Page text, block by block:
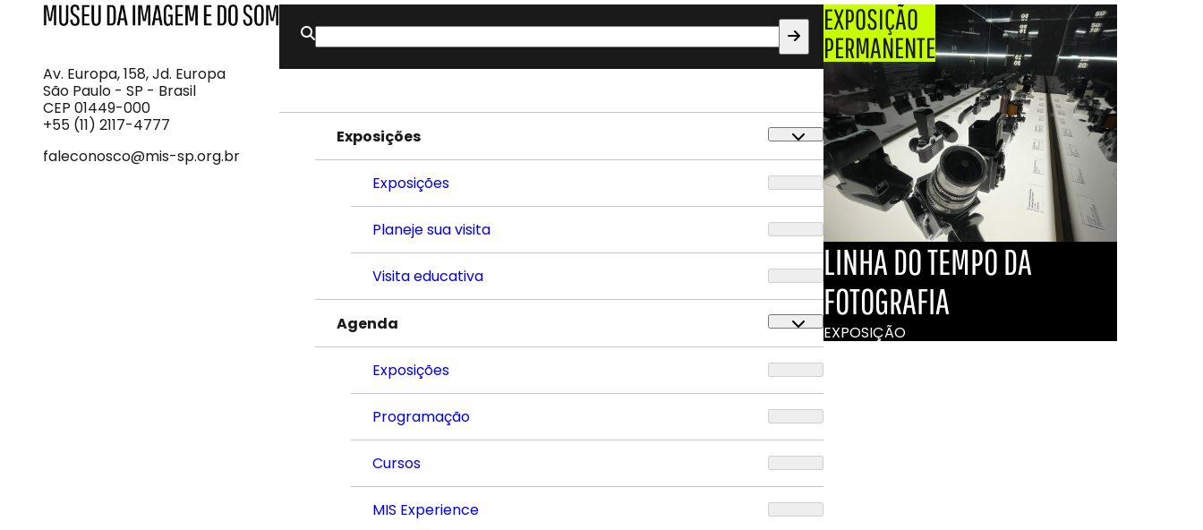
Imagem
e
do
Som
Av. Europa, 158, Jd. Europa
São Paulo - SP - Brasil
CEP 01449-000
+55 (11) 2117-4777
faleconosco@mis-sp.org.br
Buscar
por:
Exposições
Exposições
Planeje sua visita
Visita educativa
Agenda
Exposições
Programação
Cursos
MIS Experience
EXPOSIÇÃO
PERMANENTE
LINHA DO TEMPO DA
FOTOGRAFIA
EXPOSIÇÃO